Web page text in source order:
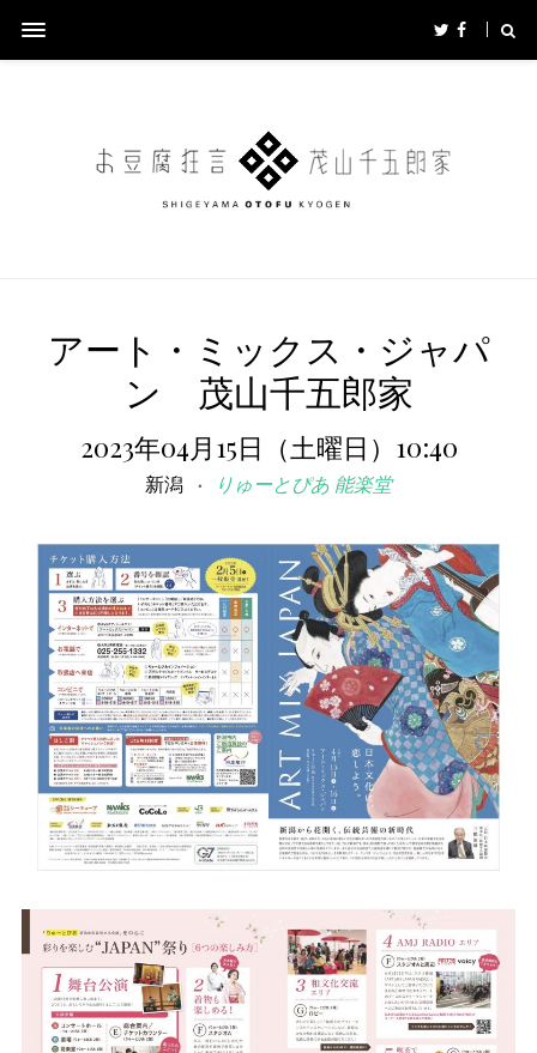
アート・ミックス・ジャパ
ン 茂山千五郎家
2023年04月15日（土曜日）10:40
新潟 りゅーとぴあ 能楽堂